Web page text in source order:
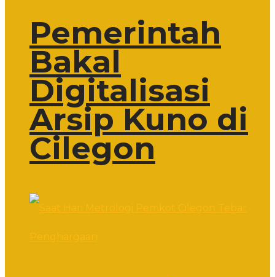
Pemerintah
Bakal
Digitalisasi
Arsip Kuno di
Cilegon